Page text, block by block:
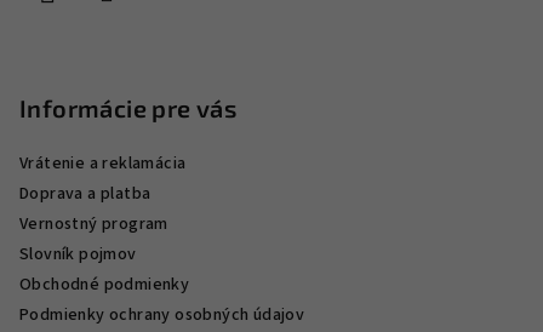
Informácie pre vás
Vrátenie a reklamácia
Doprava a platba
Vernostný program
Slovník pojmov
Obchodné podmienky
Podmienky ochrany osobných údajov